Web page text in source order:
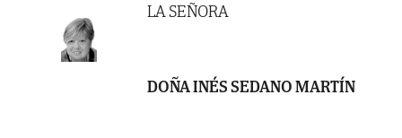
LA SEÑORA
DOÑA INÉS SEDANO MARTÍN